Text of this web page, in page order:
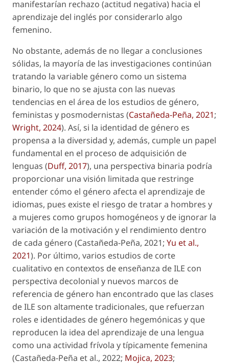
manifestarían rechazo (actitud negativa) hacia el
aprendizaje del inglés por considerarlo algo
femenino.
No obstante, además de no llegar a conclusiones
sólidas, la mayoría de las investigaciones continúan
tratando la variable género como un sistema
binario, lo que no se ajusta con las nuevas
tendencias en el área de los estudios de género,
feministas y posmodernistas (Castañeda-Peña, 2021;
Wright, 2024). Así, si la identidad de género es
propensa a la diversidad y, además, cumple un papel
fundamental en el proceso de adquisición de
lenguas (Duff, 2017), una perspectiva binaria podría
proporcionar una visión limitada que restringe
entender cómo el género afecta el aprendizaje de
idiomas, pues existe el riesgo de tratar a hombres y
a mujeres como grupos homogéneos y de ignorar la
variación de la motivación y el rendimiento dentro
de cada género (Castañeda-Peña, 2021; Yu et al.,
2021). Por último, varios estudios de corte
cualitativo en contextos de enseñanza de ILE con
perspectiva decolonial y nuevos marcos de
referencia de género han encontrado que las clases
de ILE son altamente tradicionales, que refuerzan
roles e identidades de género hegemónicas y que
reproducen la idea del aprendizaje de una lengua
como una actividad frívola y típicamente femenina
(Castañeda-Peña et al., 2022; Mojica, 2023;